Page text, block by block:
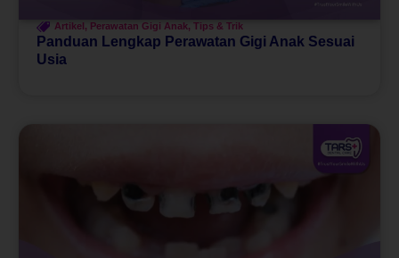
Artikel , Perawatan Gigi Anak, Tips & Trik
Panduan Lengkap Perawatan Gigi Anak Sesuai
Usia